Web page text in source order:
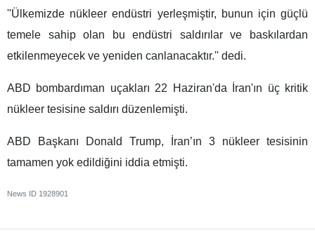
''Ülkemizde nükleer endüstri yerleşmiştir, bunun için güçlü
temele sahip olan bu endüstri saldırılar ve baskılardan
etkilenmeyecek ve yeniden canlanacaktır.'' dedi.
ABD bombardıman uçakları 22 Haziran'da İran'ın üç kritik
nükleer tesisine saldırı düzenlemişti.
ABD Başkanı Donald Trump, İran’ın 3 nükleer tesisinin
tamamen yok edildiğini iddia etmişti.
News ID 1928901